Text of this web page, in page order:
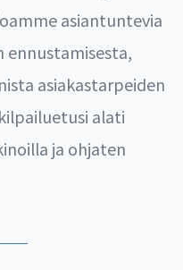
asiantuntevia
ennustamisesta,
asiakastarpeiden
alati
ja ohjaten